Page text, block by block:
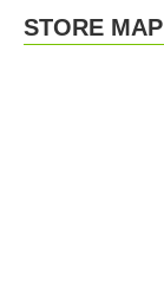
STORE MAP